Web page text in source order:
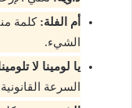
أم الفلة: كلمة
الشيء.
يا لومينا لا
السرعة